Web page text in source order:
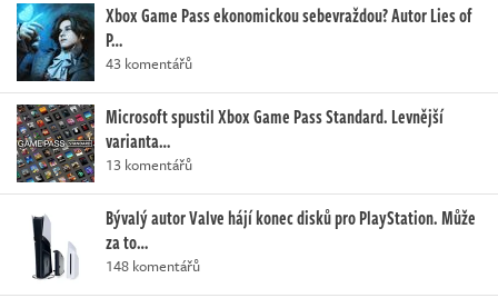
Xbox Game Pass ekonomickou sebevraždou? Autor Lies of
P…
43 komentářů
Microsoft spustil Xbox Game Pass Standard. Levnější
varianta…
13 komentářů
Bývalý autor Valve hájí konec disků pro PlayStation. Může
za to…
148 komentářů